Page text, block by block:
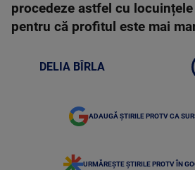
procedeze astfel cu
pentru că profitul este mai
DELIA BÎRLA
ADAUGĂ ȘTIRILE PROTV CA
URMĂREȘTE ȘTIRILE PROTV ÎN